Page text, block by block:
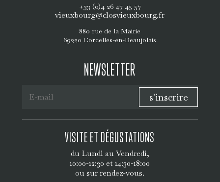
+33 (0)4 26 47 45 57
vieuxbourg@closvieuxbourg.fr
880 rue de la Mairie
69220 Corcelles-en-Beaujolais
NEWSLETTER
s'inscrire
VISITE ET DÉGUSTATIONS
du Lundi au Vendredi,
10:00-12:30 et 14:30-18:00
ou sur rendez-vous.